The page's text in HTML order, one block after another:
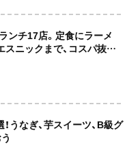
ンチ17店。定食にラーメ
スニックまで、コスパ抜群
網羅してご紹介！
うなぎ、芋スイーツ、B級グ